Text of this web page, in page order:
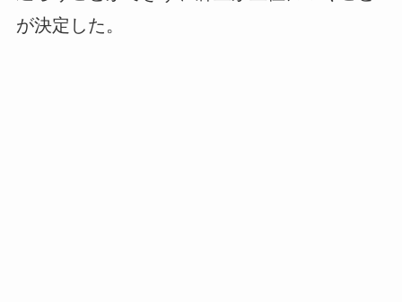
が決定した。